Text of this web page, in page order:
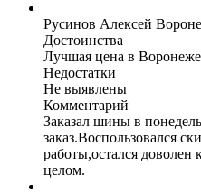
Русинов Алексей
Достоинства
Лучшая цена в
Недостатки
Не выявлены
Комментарий
Заказал шины в
заказ.Воспользовался
работы,остался
целом.